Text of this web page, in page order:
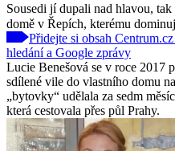
Sousedi jí dupali nad hlavou,
domě v Řepích, kterému
Přidejte si obsah
hledání a Google zprávy
Lucie Benešová se v roce 2017
sdílené vile do vlastního domu
„bytovky“ udělala za sedm
která cestovala přes půl Prahy.